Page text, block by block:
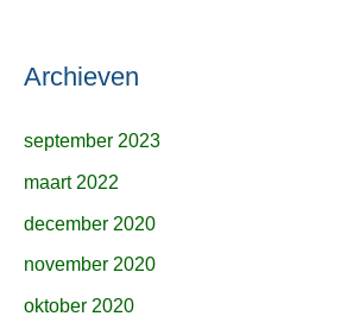
Archieven
september 2023
maart 2022
december 2020
november 2020
oktober 2020